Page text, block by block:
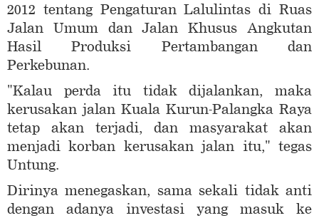
2012 tentang Pengaturan Lalulintas di Ruas
Jalan Umum dan Jalan Khusus Angkutan
Hasil Produksi Pertambangan dan
Perkebunan.
"Kalau perda itu tidak dijalankan, maka
kerusakan jalan Kuala Kurun-Palangka Raya
tetap akan terjadi, dan masyarakat akan
menjadi korban kerusakan jalan itu," tegas
Untung.
Dirinya menegaskan, sama sekali tidak anti
dengan adanya investasi yang masuk ke